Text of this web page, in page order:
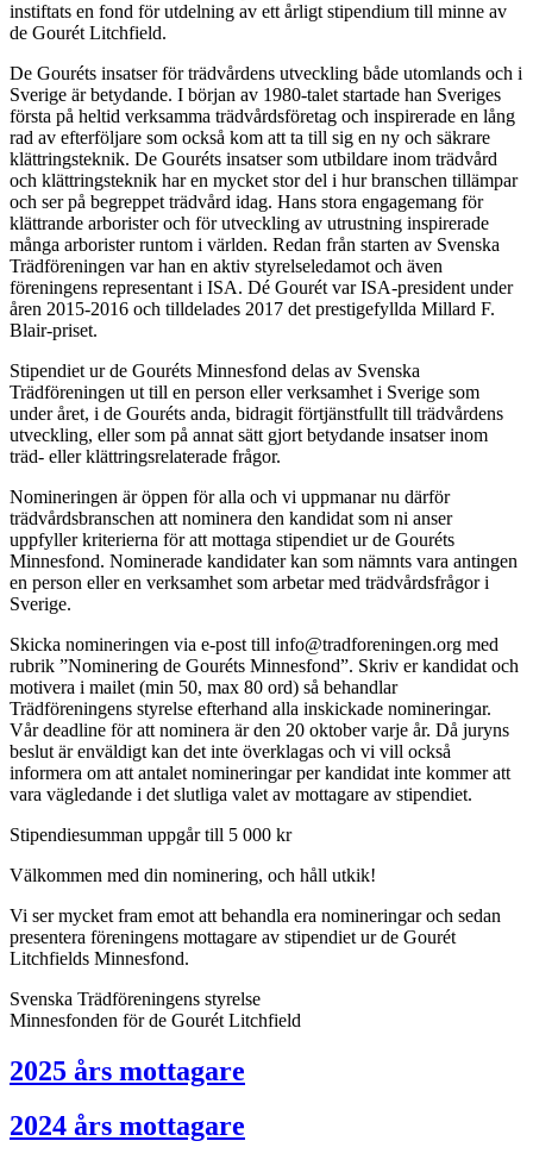
instiftats en fond för utdelning av ett årligt stipendium till minne av
de Gourét Litchfield.
De Gouréts insatser för trädvårdens utveckling både utomlands och i
Sverige är betydande. I början av 1980-talet startade han Sveriges
första på heltid verksamma trädvårdsföretag och inspirerade en lång
rad av efterföljare som också kom att ta till sig en ny och säkrare
klättringsteknik. De Gouréts insatser som utbildare inom trädvård
och klättringsteknik har en mycket stor del i hur branschen tillämpar
och ser på begreppet trädvård idag. Hans stora engagemang för
klättrande arborister och för utveckling av utrustning inspirerade
många arborister runtom i världen. Redan från starten av Svenska
Trädföreningen var han en aktiv styrelseledamot och även
föreningens representant i ISA. Dé Gourét var ISA-president under
åren 2015-2016 och tilldelades 2017 det prestigefyllda Millard F.
Blair-priset.
Stipendiet ur de Gouréts Minnesfond delas av Svenska
Trädföreningen ut till en person eller verksamhet i Sverige som
under året, i de Gouréts anda, bidragit förtjänstfullt till trädvårdens
utveckling, eller som på annat sätt gjort betydande insatser inom
träd- eller klättringsrelaterade frågor.
Nomineringen är öppen för alla och vi uppmanar nu därför
trädvårdsbranschen att nominera den kandidat som ni anser
uppfyller kriterierna för att mottaga stipendiet ur de Gouréts
Minnesfond. Nominerade kandidater kan som nämnts vara antingen
en person eller en verksamhet som arbetar med trädvårdsfrågor i
Sverige.
Skicka nomineringen via e-post till info@tradforeningen.org med
rubrik ”Nominering de Gouréts Minnesfond”. Skriv er kandidat och
motivera i mailet (min 50, max 80 ord) så behandlar
Trädföreningens styrelse efterhand alla inskickade nomineringar.
Vår deadline för att nominera är den 20 oktober varje år. Då juryns
beslut är enväldigt kan det inte överklagas och vi vill också
informera om att antalet nomineringar per kandidat inte kommer att
vara vägledande i det slutliga valet av mottagare av stipendiet.
Stipendiesumman uppgår till 5 000 kr
Välkommen med din nominering, och håll utkik!
Vi ser mycket fram emot att behandla era nomineringar och sedan
presentera föreningens mottagare av stipendiet ur de Gourét
Litchfields Minnesfond.
Svenska Trädföreningens styrelse
Minnesfonden för de Gourét Litchfield
2025 års mottagare
2024 års mottagare